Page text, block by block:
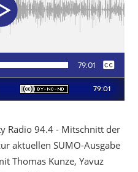
Radio 94.4 - Mitschnitt der
aktuellen SUMO-Ausgabe
Thomas Kunze, Yavuz